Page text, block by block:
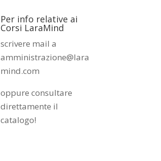
Per info relative ai
Corsi LaraMind
scrivere mail a
amministrazione@lara
mind.com
oppure consultare
direttamente il
catalogo!